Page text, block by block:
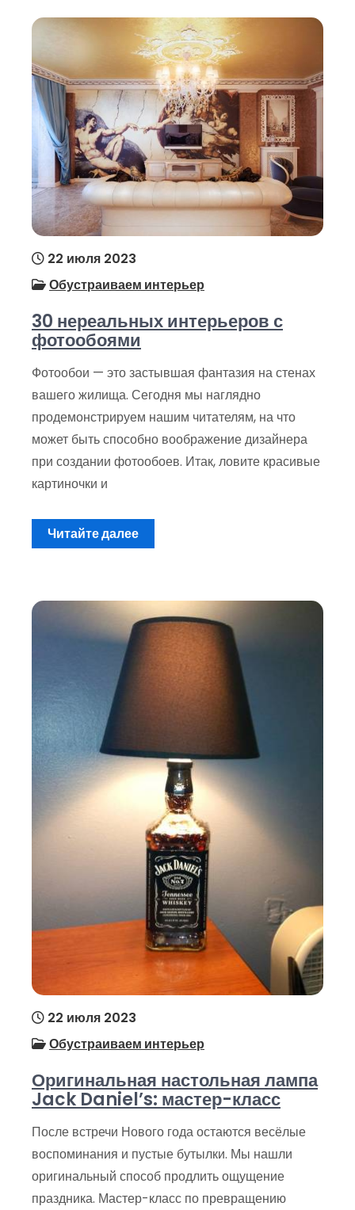
22 июля 2023
Обустраиваем интерьер
30 нереальных интерьеров с
фотообоями
Фотообои — это застывшая фантазия на стенах
вашего жилища. Сегодня мы наглядно
продемонстрируем нашим читателям, на что
может быть способно воображение дизайнера
при создании фотообоев. Итак, ловите красивые
картиночки и
Читайте далее
22 июля 2023
Обустраиваем интерьер
Оригинальная настольная лампа
Jack Daniel’s: мастер-класс
После встречи Нового года остаются весёлые
воспоминания и пустые бутылки. Мы нашли
оригинальный способ продлить ощущение
праздника. Мастер-класс по превращению